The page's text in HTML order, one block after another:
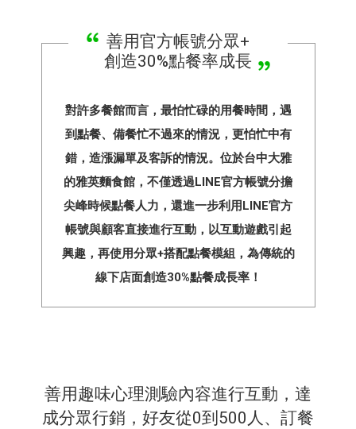
善用官方帳號分眾+
創造30%點餐率成長
對許多餐館而言，最怕忙碌的用餐時間，遇
到點餐、備餐忙不過來的情況，更怕忙中有
錯，造漲漏單及客訴的情況。位於台中大雅
的雅英麵食館，不僅透過LINE官方帳號分擔
尖峰時候點餐人力，還進一步利用LINE官方
帳號與顧客直接進行互動，以互動遊戲引起
興趣，再使用分眾+搭配點餐模組，為傳統的
線下店面創造30%點餐成長率！
善用趣味心理測驗內容進行互動，達
成分眾行銷，好友從0到500人、訂餐